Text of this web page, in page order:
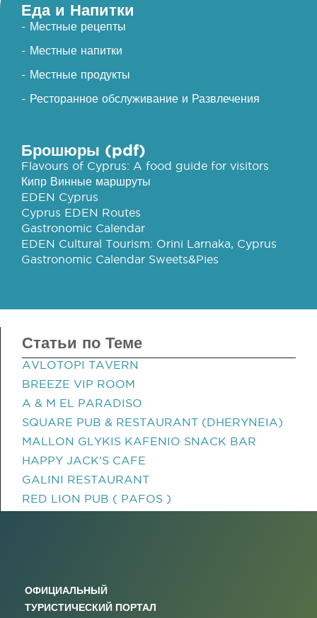
Еда и Напитки
- Местные рецепты
- Местные напитки
- Местные продукты
- Ресторанное обслуживание и Развлечения
Брошюры (pdf)
Flavours of Cyprus: A food guide for visitors
Кипр Винные маршруты
EDEN Cyprus
Cyprus EDEN Routes
Gastronomic Calendar
EDEN Cultural Tourism: Orini Larnaka, Cyprus
Gastronomic Calendar Sweets&Pies
Статьи по Теме
AVLOTOPI TAVERN
BREEZE VIP ROOM
A & M EL PARADISO
SQUARE PUB & RESTAURANT (DHERYNEIA)
MALLON GLYKIS KAFENIO SNACK BAR
HAPPY JACK'S CAFE
GALINI RESTAURANT
RED LION PUB ( PAFOS )
ОФИЦИАЛЬНЫЙ
ТУРИСТИЧЕСКИЙ ПОРТАЛ